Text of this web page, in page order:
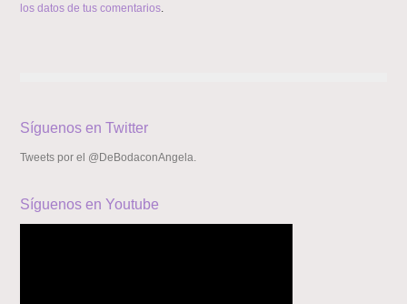
los datos de tus comentarios.
Síguenos en Twitter
Tweets por el @DeBodaconAngela.
Síguenos en Youtube